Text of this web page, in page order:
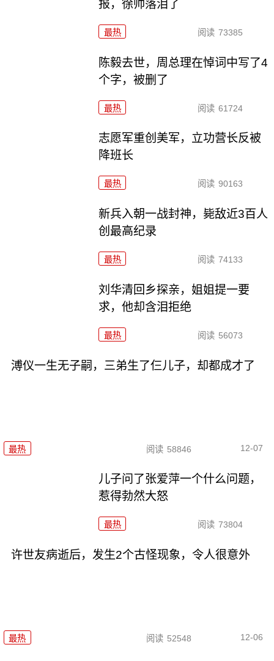
报，徐帅落泪了
最热 阅读 73385
陈毅去世，周总理在悼词中写了4
个字，被删了
最热 阅读 61724
志愿军重创美军，立功营长反被
降班长
最热 阅读 90163
新兵入朝一战封神，毙敌近3百人
创最高纪录
最热 阅读 74133
刘华清回乡探亲，姐姐提一要
求，他却含泪拒绝
最热 阅读 56073
溥仪一生无子嗣，三弟生了仨儿子，却都成才了
最热 阅读 58846 12-07
儿子问了张爱萍一个什么问题，
惹得勃然大怒
最热 阅读 73804
许世友病逝后，发生2个古怪现象，令人很意外
最热 阅读 52548 12-06